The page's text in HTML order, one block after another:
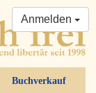
Buchverkauf
Anmelden